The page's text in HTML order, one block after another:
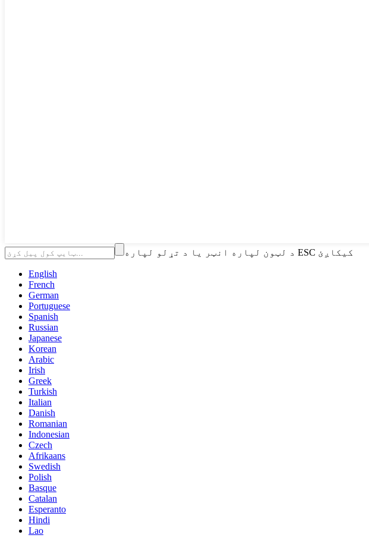
د لټون لپاره انټر یا د تړلو لپاره ESC کیکاږئ
English
French
German
Portuguese
Spanish
Russian
Japanese
Korean
Arabic
Irish
Greek
Turkish
Italian
Danish
Romanian
Indonesian
Czech
Afrikaans
Swedish
Polish
Basque
Catalan
Esperanto
Hindi
Lao